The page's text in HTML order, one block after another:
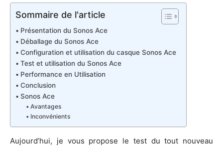
Sommaire de l'article
Présentation du Sonos Ace
Déballage du Sonos Ace
Configuration et utilisation du casque Sonos Ace
Test et utilisation du Sonos Ace
Performance en Utilisation
Conclusion
Sonos Ace
Avantages
Inconvénients
Aujourd’hui, je vous propose le test du tout nouveau